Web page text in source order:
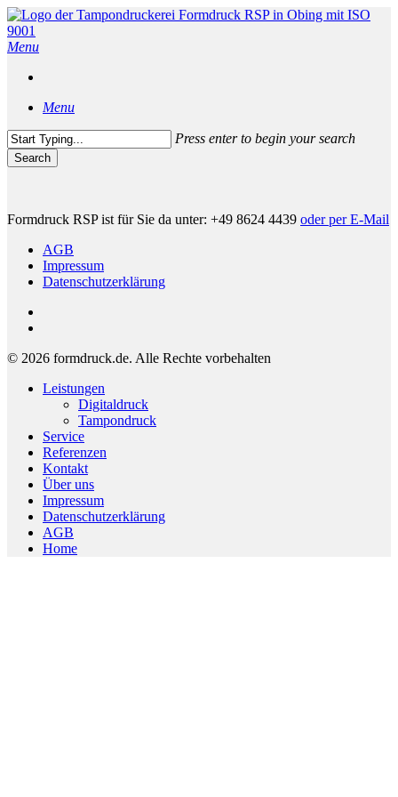
Skip
to
main
Menu
Menu
Press enter to begin your search
Search
Formdruck RSP ist für Sie da unter: +49 8624 4439 oder per E-Mail
AGB
Impressum
Datenschutzerklärung
© 2026 formdruck.de. Alle Rechte vorbehalten
Close
Leistungen
Digitaldruck
Tampondruck
Service
Referenzen
Kontakt
Über uns
Impressum
Datenschutzerklärung
AGB
Home